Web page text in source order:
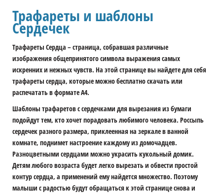
Трафареты и шаблоны
Сердечек
Трафареты Сердца – страница, собравшая различные
изображения общепринятого символа выражения самых
искренних и нежных чувств. На этой странице вы найдете для себя
трафареты сердца, которые можно бесплатно скачать или
распечатать в формате А4.
Шаблоны трафаретов с сердечками для вырезания из бумаги
подойдут тем, кто хочет порадовать любимого человека. Россыпь
сердечек разного размера, приклеенная на зеркале в ванной
комнате, поднимет настроение каждому из домочадцев.
Разноцветными сердцами можно украсить кукольный домик.
Детям любого возраста будет легко вырезать и обвести простой
контур сердца, а применений ему найдется множество. Поэтому
малыши с радостью будут обращаться к этой странице снова и